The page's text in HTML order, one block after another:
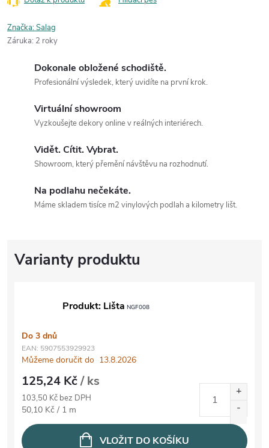
Značka:Salag
Záruka: 2 roky
Dokonale obložené schodiště.
Profesionální výsledek, který uvidíte na první krok.
Virtuální showroom
Vyzkoušejte dekory online v reálných interiérech.
Vidět. Cítit. Vybrat.
Showroom, který přemění návštěvu na rozhodnutí.
Na podlahu nečekáte.
Máme skladem tisíce m2 vinylových podlah a kilometry lišt.
Produkt: Lišta NGF008
Do 3 dnů
EAN: 5907553929923
Můžeme doručit do 13.8.2026
125,24 Kč/ ks
103,50 Kč bez DPH
Měrná cena:
50,10 Kč / 1 m
VLOŽIT DO KOŠÍKU